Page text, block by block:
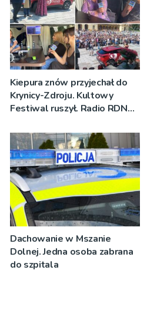
Kiepura znów przyjechał do
Krynicy-Zdroju. Kultowy
Festiwal ruszył. Radio RDN
[ZDJĘCIA]
Dachowanie w Mszanie
Dolnej. Jedna osoba zabrana
do szpitala